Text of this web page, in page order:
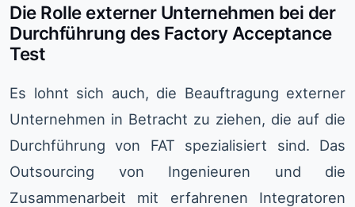
Die Rolle externer Unternehmen bei der
Durchführung des Factory Acceptance
Test
Es lohnt sich auch, die Beauftragung externer
Unternehmen in Betracht zu ziehen, die auf die
Durchführung von FAT spezialisiert sind. Das
Outsourcing von Ingenieuren und die
Zusammenarbeit mit erfahrenen Integratoren